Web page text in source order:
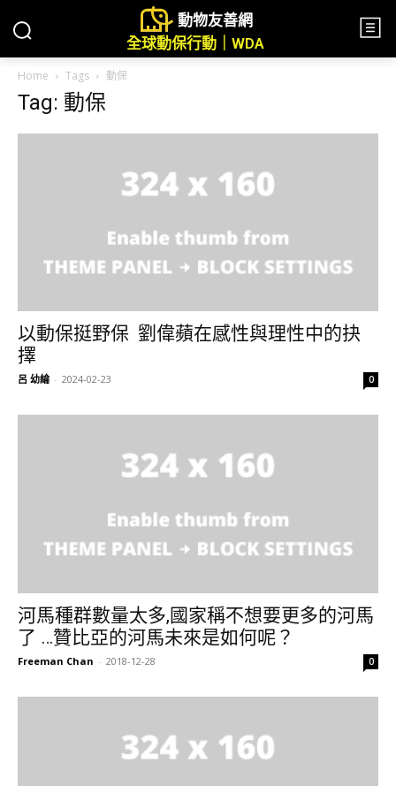
動物友善網
全球動保行動｜WDA
Home Tags 動保
Tag: 動保
以動保挺野保 劉偉蘋在感性與理性中的抉
擇
呂 幼綸 - 2024-02-23 0
河馬種群數量太多,國家稱不想要更多的河馬
了 …贊比亞的河馬未來是如何呢？
Freeman Chan - 2018-12-28 0